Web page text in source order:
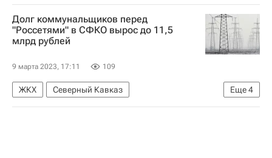
Москва
Строительство
Новая Москва
Девелоперы
Долг коммунальщиков перед
"Россетями" в СФКО вырос до 11,5
млрд рублей
9 марта 2023, 17:11 109
Еще4
ЖКХ
Северный Кавказ
Следственный комитет России (СК РФ)